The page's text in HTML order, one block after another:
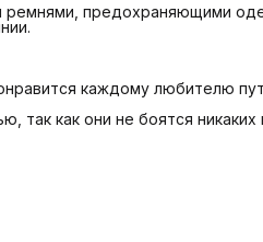
ремнями, предохраняющими
каждому любителю
так как они не боятся никаких